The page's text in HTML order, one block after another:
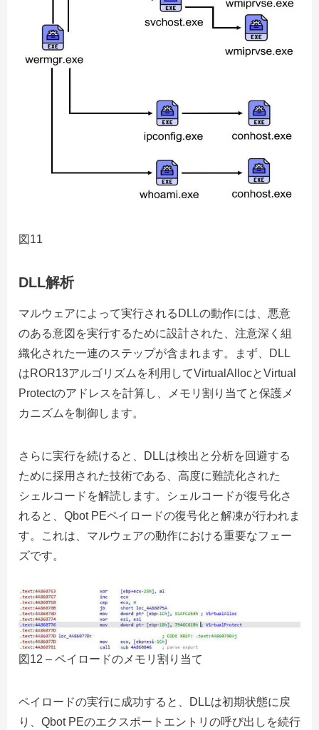
図11
DLL解析
マルウェアによって実行されるDLLの動作には、悪意
のある意図を実行するために設計された、注意深く組
織化された一連のステップが含まれます。まず、DLL
はROR13アルゴリズムを利用してVirtualAllocとVirtual
Protectのアドレスを計算し、メモリ割り当てと保護メ
カニズムを制御します。
さらに実行を続けると、DLLは検出と分析を回避する
ために採用された技術である、高度に難読化された
シェルコードを解読します。シェルコードが復号化さ
れると、Qbot PEペイロードの復号化と解凍が行われま
す。
これは、マルウェアの動作における重要なフェー
ズです。
図12 – ペイロードのメモリ割り当て
ペイロードの実行に成功すると、DLLは初期状態に戻
り、Qbot PEのエクスポートエントリの呼び出しを続行